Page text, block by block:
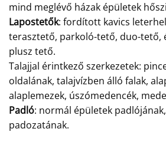
mind meglévő házak épületek
Lapostetők: fordított kavics
terasztető, parkoló-tető, duo-tető,
plusz tető.
Talajjal érintkező szerkezetek:
oldalának, talajvízben álló falak,
alaplemezek, úszómedencék,
Padló: normál épületek
padozatának.